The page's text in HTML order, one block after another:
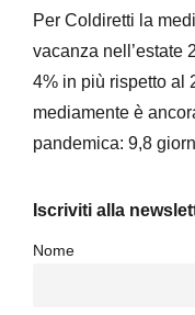
Per Coldiretti la
vacanza nell’estate
4% in più rispetto al
mediamente è
pandemica: 9,8
Iscriviti alla
Nome